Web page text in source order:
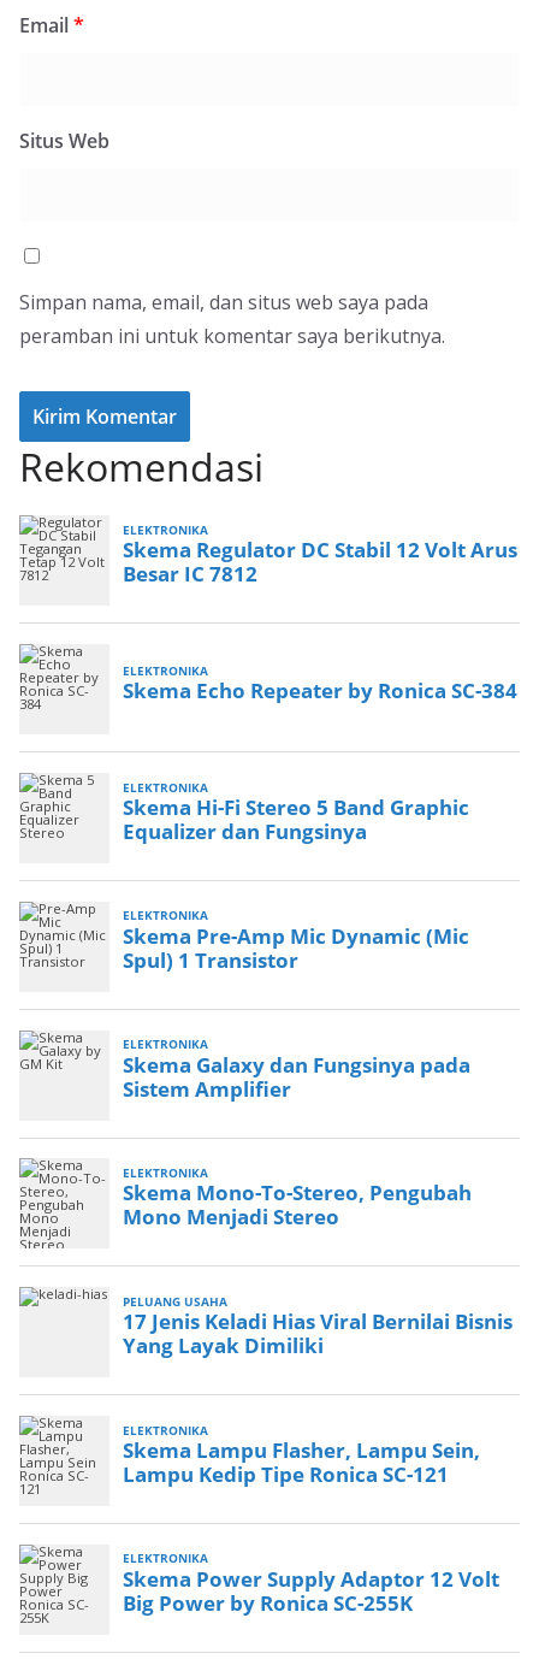
Email*
Situs Web
Simpan nama, email, dan situs web saya pada
peramban ini untuk komentar saya berikutnya.
Rekomendasi